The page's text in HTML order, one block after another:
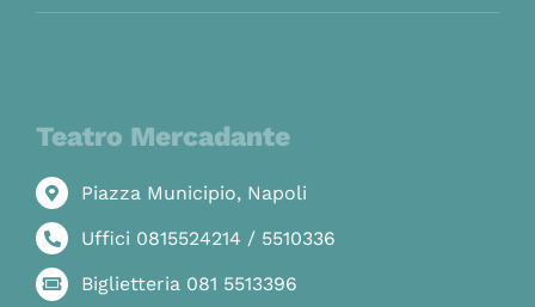
Teatro Mercadante
Piazza Municipio, Napoli
Uffici 0815524214 / 5510336
Biglietteria 081 5513396